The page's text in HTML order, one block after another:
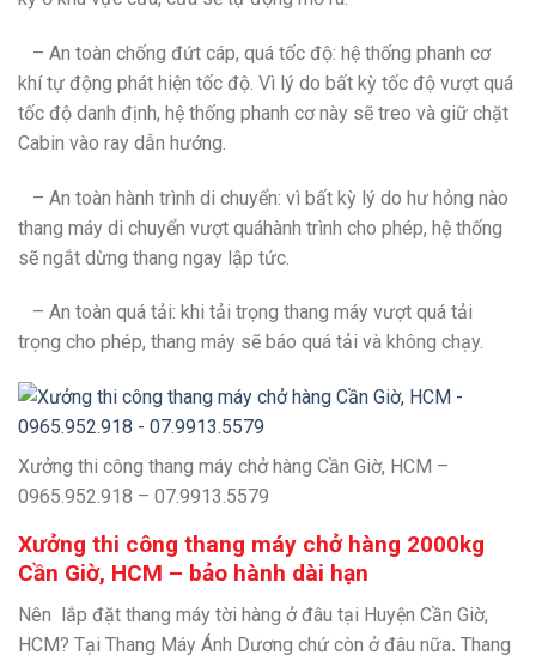
– An toàn chống đứt cáp, quá tốc độ: hệ thống phanh cơ
khí tự động phát hiện tốc độ. Vì lý do bất kỳ tốc độ vượt quá
tốc độ danh định, hệ thống phanh cơ này sẽ treo và giữ chặt
Cabin vào ray dẫn hướng.
– An toàn hành trình di chuyển: vì bất kỳ lý do hư hỏng nào
thang máy di chuyển vượt quáhành trình cho phép, hệ thống
sẽ ngắt dừng thang ngay lập tức.
– An toàn quá tải: khi tải trọng thang máy vượt quá tải
trọng cho phép, thang máy sẽ báo quá tải và không chạy.
Xưởng thi công thang máy chở hàng Cần Giờ, HCM –
0965.952.918 – 07.9913.5579
Xưởng thi công thang máy chở hàng 2000kg
Cần Giờ, HCM – bảo hành dài hạn
Nên lắp đặt thang máy tời hàng ở đâu tại Huyện Cần Giờ,
HCM? Tại Thang Máy Ánh Dương chứ còn ở đâu nữa. Thang